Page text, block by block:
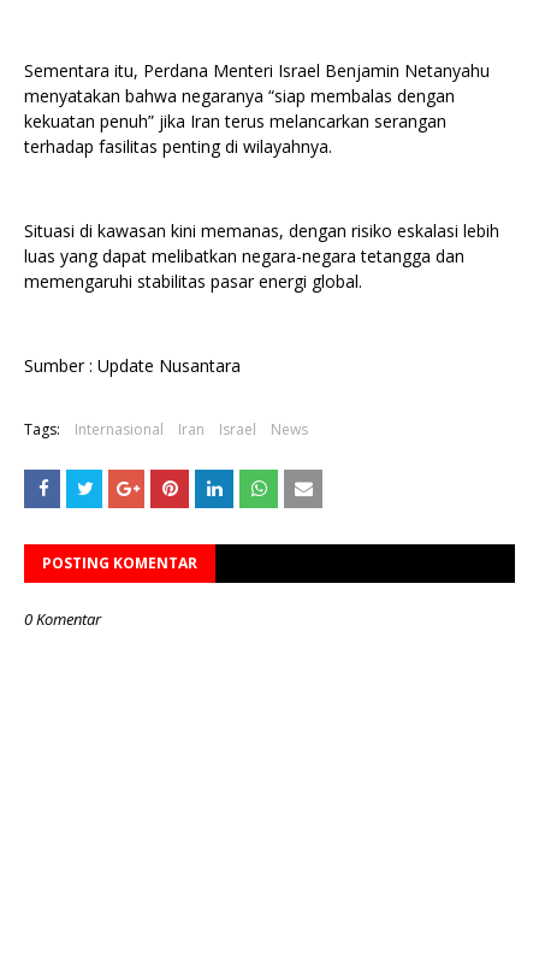
Sementara itu, Perdana Menteri Israel Benjamin Netanyahu
menyatakan bahwa negaranya “siap membalas dengan
kekuatan penuh” jika Iran terus melancarkan serangan
terhadap fasilitas penting di wilayahnya.
Situasi di kawasan kini memanas, dengan risiko eskalasi lebih
luas yang dapat melibatkan negara-negara tetangga dan
memengaruhi stabilitas pasar energi global.
Sumber : Update Nusantara
Tags: Internasional Iran Israel News
POSTING KOMENTAR
0 Komentar